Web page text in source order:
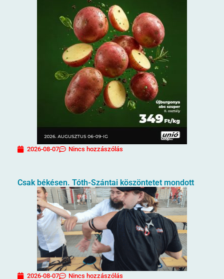
2026-08-07 Nincs hozzászólás
Csak békésen. Tóth-Szántai köszöntetet mondott
2026-08-07 Nincs hozzászólás